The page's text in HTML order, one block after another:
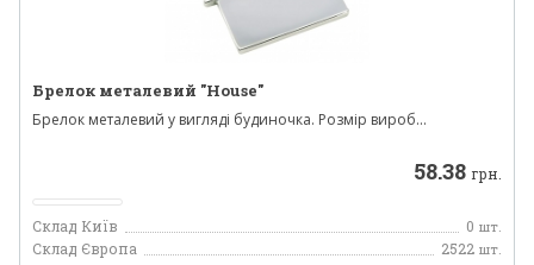
Брелок металевий "House"
Брелок металевий у вигляді будиночка. Розмір вироб...
58.38 грн.
Склад Київ 0 шт.
Склад Європа 2522 шт.